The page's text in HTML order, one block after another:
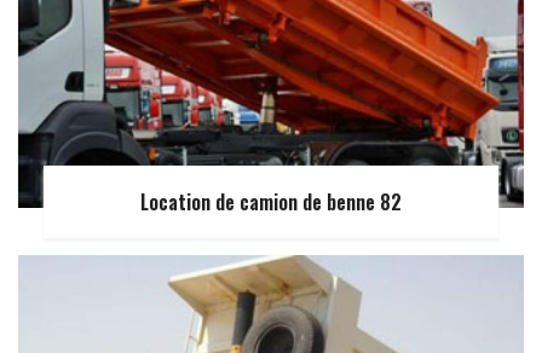
Location de camion de benne 82